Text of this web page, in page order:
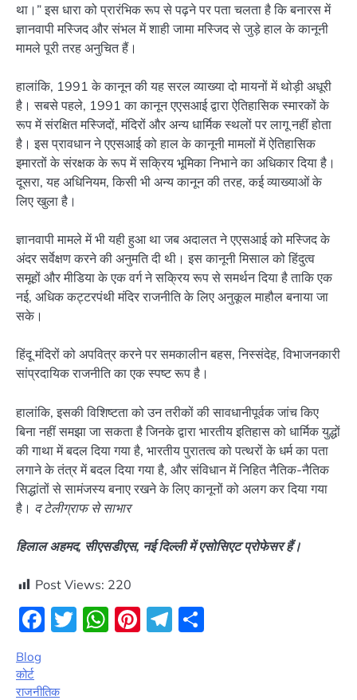
था।” इस धारा को प्रारंभिक रूप से पढ़ने पर पता चलता है कि बनारस में
ज्ञानवापी मस्जिद और संभल में शाही जामा मस्जिद से जुड़े हाल के कानूनी
मामले पूरी तरह अनुचित हैं।
हालांकि, 1991 के कानून की यह सरल व्याख्या दो मायनों में थोड़ी अधूरी
है। सबसे पहले, 1991 का कानून एएसआई द्वारा ऐतिहासिक स्मारकों के
रूप में संरक्षित मस्जिदों, मंदिरों और अन्य धार्मिक स्थलों पर लागू नहीं होता
है। इस प्रावधान ने एएसआई को हाल के कानूनी मामलों में ऐतिहासिक
इमारतों के संरक्षक के रूप में सक्रिय भूमिका निभाने का अधिकार दिया है।
दूसरा, यह अधिनियम, किसी भी अन्य कानून की तरह, कई व्याख्याओं के
लिए खुला है।
ज्ञानवापी मामले में भी यही हुआ था जब अदालत ने एएसआई को मस्जिद के
अंदर सर्वेक्षण करने की अनुमति दी थी। इस कानूनी मिसाल को हिंदुत्व
समूहों और मीडिया के एक वर्ग ने सक्रिय रूप से समर्थन दिया है ताकि एक
नई, अधिक कट्टरपंथी मंदिर राजनीति के लिए अनुकूल माहौल बनाया जा
सके।
हिंदू मंदिरों को अपवित्र करने पर समकालीन बहस, निस्संदेह, विभाजनकारी
सांप्रदायिक राजनीति का एक स्पष्ट रूप है।
हालांकि, इसकी विशिष्टता को उन तरीकों की सावधानीपूर्वक जांच किए
बिना नहीं समझा जा सकता है जिनके द्वारा भारतीय इतिहास को धार्मिक युद्धों
की गाथा में बदल दिया गया है, भारतीय पुरातत्व को पत्थरों के धर्म का पता
लगाने के तंत्र में बदल दिया गया है, और संविधान में निहित नैतिक-नैतिक
सिद्धांतों से सामंजस्य बनाए रखने के लिए कानूनों को अलग कर दिया गया
है। द टेलीग्राफ से साभार
हिलाल अहमद, सीएसडीएस, नई दिल्ली में एसोसिएट प्रोफेसर हैं।
Post Views: 220
Facebook
Twitter
WhatsApp
Pinterest
Telegram
Blog
कोर्ट
राजनीतिक